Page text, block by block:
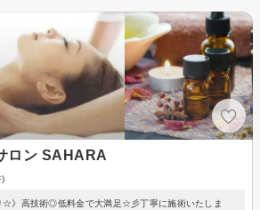
ロン SAHARA
☆》高技術◎低料金で大満足☆彡丁寧に施術いたしま